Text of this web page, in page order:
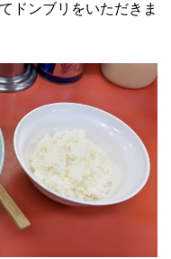
ドンブリをいただきま